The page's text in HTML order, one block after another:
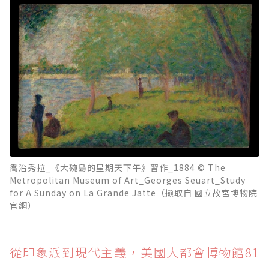
喬治秀拉_《大碗島的星期天下午》習作_1884 © The
Metropolitan Museum of Art_Georges Seuart_Study
for A Sunday on La Grande Jatte（擷取自 國立故宮博物院
官網）
從印象派到現代主義，美國大都會博物館81